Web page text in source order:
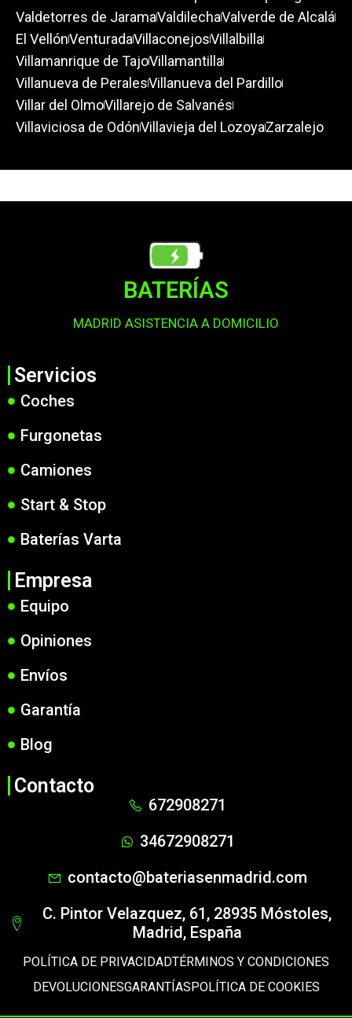
Valdetorres de JaramaValdilechaValverde de Alcalá
El VellónVenturadaVillaconejosVillalbilla
Villamanrique de TajoVillamantilla
Villanueva de PeralesVillanueva del Pardillo
Villar del OlmoVillarejo de Salvanés
Villaviciosa de OdónVillavieja del LozoyaZarzalejo
BATERÍAS
MADRID ASISTENCIA A DOMICILIO
Servicios
Coches
Furgonetas
Camiones
Start & Stop
Baterías Varta
Empresa
Equipo
Opiniones
Envíos
Garantía
Blog
Contacto
672908271
34672908271
contacto@bateriasenmadrid.com
C. Pintor Velazquez, 61, 28935 Móstoles,
Madrid, España
POLÍTICA DE PRIVACIDADTÉRMINOS Y CONDICIONES
DEVOLUCIONESGARANTÍASPOLÍTICA DE COOKIES